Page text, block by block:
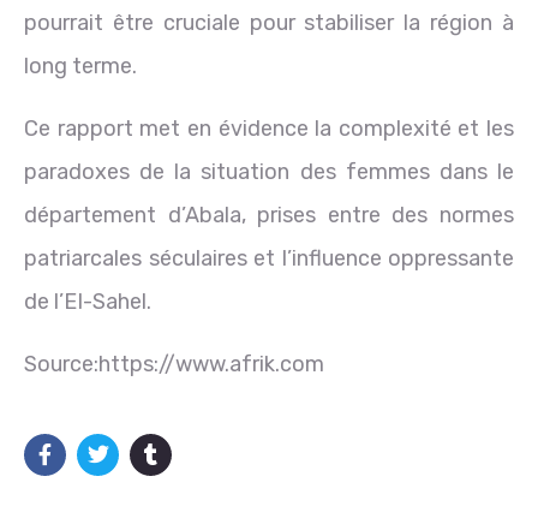
pourrait être cruciale pour stabiliser la région à
long terme.
Ce rapport met en évidence la complexité et les
paradoxes de la situation des femmes dans le
département d’Abala, prises entre des normes
patriarcales séculaires et l’influence oppressante
de l’EI-Sahel.
Source:https://www.afrik.com